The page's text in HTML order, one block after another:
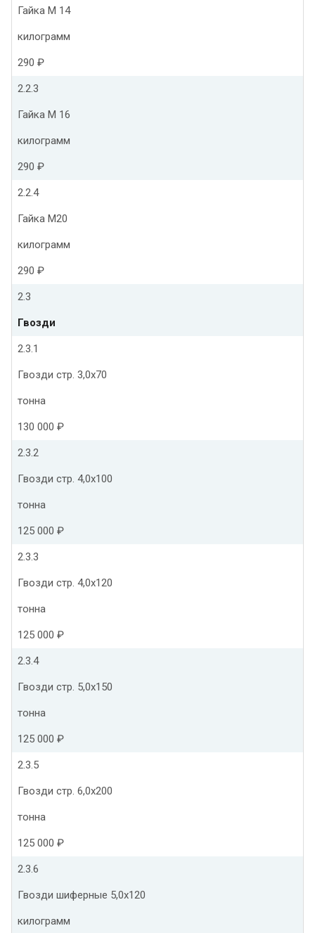
Гайка М 14
килограмм
290 ₽
2.2.3
Гайка М 16
килограмм
290 ₽
2.2.4
Гайка М20
килограмм
290 ₽
2.3
Гвозди
2.3.1
Гвозди стр. 3,0х70
тонна
130 000 ₽
2.3.2
Гвозди стр. 4,0х100
тонна
125 000 ₽
2.3.3
Гвозди стр. 4,0х120
тонна
125 000 ₽
2.3.4
Гвозди стр. 5,0х150
тонна
125 000 ₽
2.3.5
Гвозди стр. 6,0х200
тонна
125 000 ₽
2.3.6
Гвозди шиферные 5,0х120
килограмм